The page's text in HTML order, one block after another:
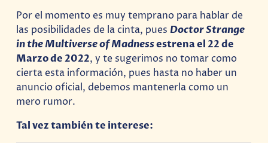
Por el momento es muy temprano para hablar de
las posibilidades de la cinta, pues Doctor Strange
in the Multiverse of Madnessestrena el 22 de
Marzo de 2022, y te sugerimos no tomar como
cierta esta información, pues hasta no haber un
anuncio oficial, debemos mantenerla como un
mero rumor.
Tal vez también te interese: